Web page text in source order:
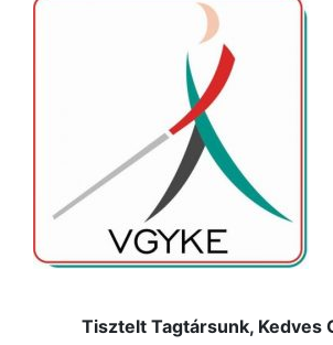
Tisztelt Tagtársunk, Kedves